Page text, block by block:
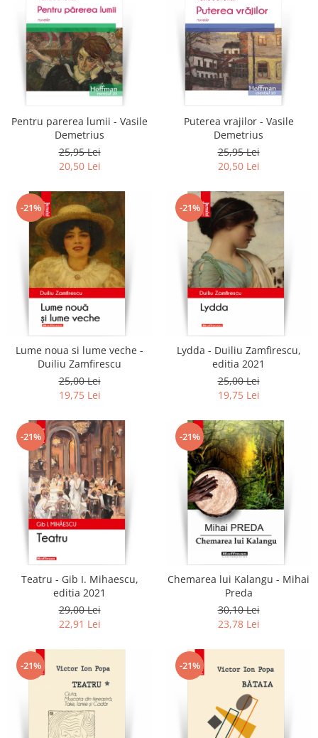
Pentru parerea lumii - Vasile
Demetrius
25,95 Lei
20,50 Lei
Puterea vrajilor - Vasile
Demetrius
25,95 Lei
20,50 Lei
-21%
Lume noua si lume veche -
Duiliu Zamfirescu
25,00 Lei
19,75 Lei
-21%
Lydda - Duiliu Zamfirescu,
editia 2021
25,00 Lei
19,75 Lei
-21%
Teatru - Gib I. Mihaescu,
editia 2021
29,00 Lei
22,91 Lei
-21%
Chemarea lui Kalangu - Mihai
Preda
30,10 Lei
23,78 Lei
-21% -21%